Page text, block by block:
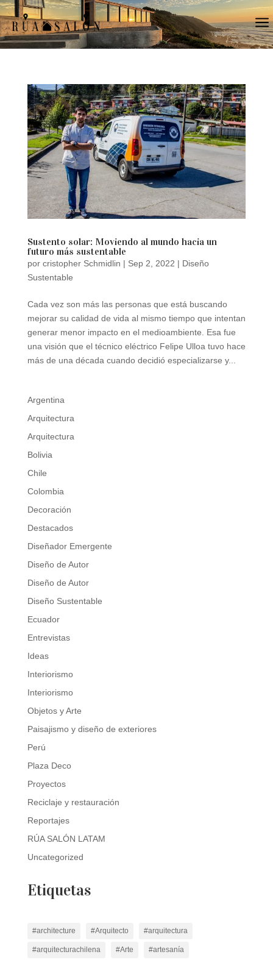
a
Sustento solar: Moviendo al mundo hacia un
futuro más sustentable
por cristopher Schmidlin | Sep 2, 2022 | Diseño
Sustentable
Cada vez son más las personas que está buscando
mejorar su calidad de vida al mismo tiempo que intentan
generar menor impacto en el medioambiente. Esa fue
una visión que el técnico eléctrico Felipe Ulloa tuvo hace
más de una década cuando decidió especializarse y...
Argentina
Arquitectura
Arquitectura
Bolivia
Chile
Colombia
Decoración
Destacados
Diseñador Emergente
Diseño de Autor
Diseño de Autor
Diseño Sustentable
Ecuador
Entrevistas
Ideas
Interiorismo
Interiorismo
Objetos y Arte
Paisajismo y diseño de exteriores
Perú
Plaza Deco
Proyectos
Reciclaje y restauración
Reportajes
RÚA SALÓN LATAM
Uncategorized
Etiquetas
#architecture #Arquitecto #arquitectura
#arquitecturachilena #Arte #artesanía